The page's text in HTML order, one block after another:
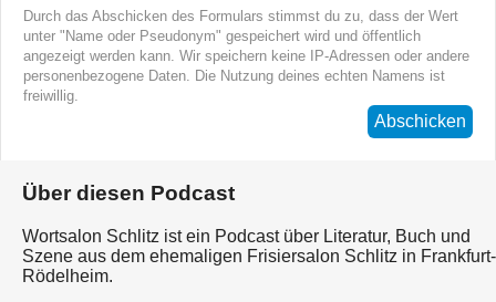
Durch das Abschicken des Formulars stimmst du zu, dass der Wert
unter "Name oder Pseudonym" gespeichert wird und öffentlich
angezeigt werden kann. Wir speichern keine IP-Adressen oder andere
personenbezogene Daten. Die Nutzung deines echten Namens ist
freiwillig.
Abschicken
Über diesen Podcast
Wortsalon Schlitz ist ein Podcast über Literatur, Buch und
Szene aus dem ehemaligen Frisiersalon Schlitz in Frankfurt-
Rödelheim.